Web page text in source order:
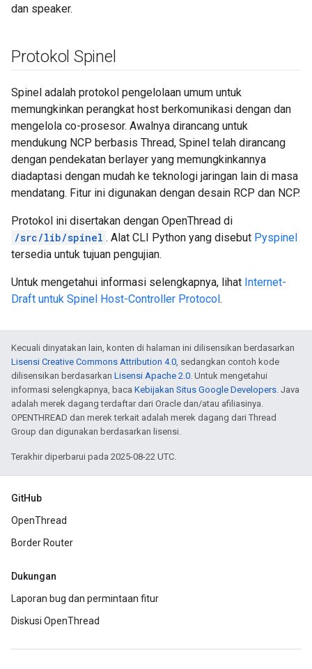
dan speaker.
Protokol Spinel
Spinel adalah protokol pengelolaan umum untuk
memungkinkan perangkat host berkomunikasi dengan dan
mengelola co-prosesor. Awalnya dirancang untuk
mendukung NCP berbasis Thread, Spinel telah dirancang
dengan pendekatan berlayer yang memungkinkannya
diadaptasi dengan mudah ke teknologi jaringan lain di masa
mendatang. Fitur ini digunakan dengan desain RCP dan NCP.
Protokol ini disertakan dengan OpenThread di
/src/lib/spinel . Alat CLI Python yang disebut Pyspinel
tersedia untuk tujuan pengujian.
Untuk mengetahui informasi selengkapnya, lihat Internet-
Draft untuk Spinel Host-Controller Protocol .
Kecuali dinyatakan lain, konten di halaman ini dilisensikan berdasarkan
Lisensi Creative Commons Attribution 4.0, sedangkan contoh kode
dilisensikan berdasarkan Lisensi Apache 2.0. Untuk mengetahui
informasi selengkapnya, baca Kebijakan Situs Google Developers. Java
adalah merek dagang terdaftar dari Oracle dan/atau afiliasinya.
OPENTHREAD dan merek terkait adalah merek dagang dari Thread
Group dan digunakan berdasarkan lisensi.
Terakhir diperbarui pada 2025-08-22 UTC.
GitHub
OpenThread
Border Router
Dukungan
Laporan bug dan permintaan fitur
Diskusi OpenThread